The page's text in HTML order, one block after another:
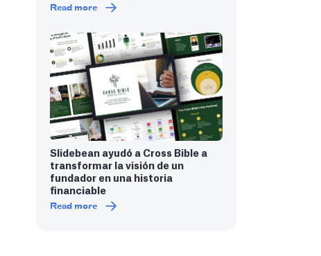
Read more
Slidebean ayudó a Cross Bible a
transformar la visión de un
fundador en una historia
financiable
Read more